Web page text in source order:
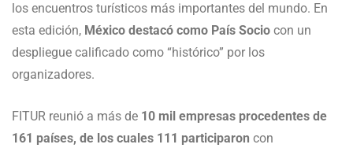
los encuentros turísticos más importantes del mundo. En
esta edición, México destacó como País Socio con un
despliegue calificado como “histórico” por los
organizadores.
FITUR reunió a más de 10 mil empresas procedentes de
161 países, de los cuales 111 participaron con